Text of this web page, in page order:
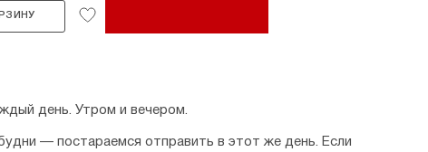
день. Утром и вечером.
— постараемся отправить в этот же день. Если